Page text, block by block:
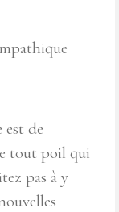
de
tout poil qui
pas à y